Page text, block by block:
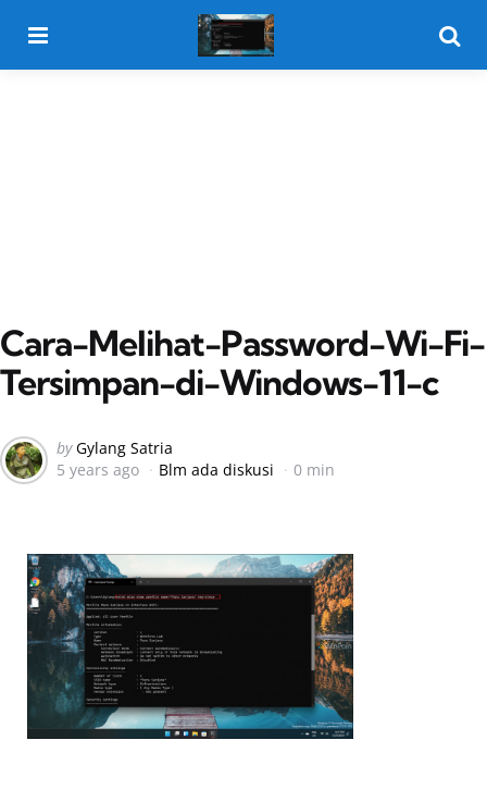
Cara-Melihat-Password-Wi-Fi-
Tersimpan-di-Windows-11-c
Posted
by
by Gylang Satria
5 years ago
Blm ada diskusi 0 min